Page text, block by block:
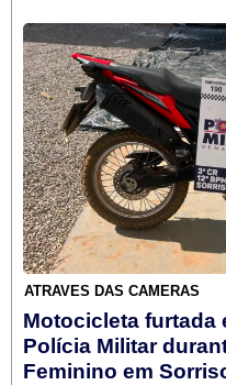
ATRAVÉS DAS CÂMERAS
Motocicleta furtada
Polícia Militar
Feminino em